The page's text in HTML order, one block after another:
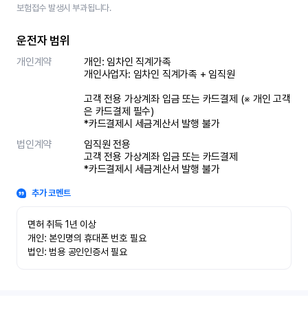
보험접수 발생시 부과됩니다.
운전자 범위
개인계약
개인: 임차인 직계가족
개인사업자: 임차인 직계가족 + 임직원
고객 전용 가상계좌 입금 또는 카드결제 (※ 개인 고객
은 카드결제 필수)
*카드결제시 세금계산서 발행 불가
법인계약
임직원 전용
고객 전용 가상계좌 입금 또는 카드결제
*카드결제시 세금계산서 발행 불가
추가 코멘트
면허 취득 1년 이상
개인: 본인명의 휴대폰 번호 필요
법인: 범용 공인인증서 필요